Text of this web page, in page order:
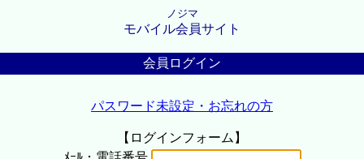
ノジマ
モバイル会員サイト
会員ログイン
パスワード未設定・お忘れの方
【ログインフォーム】